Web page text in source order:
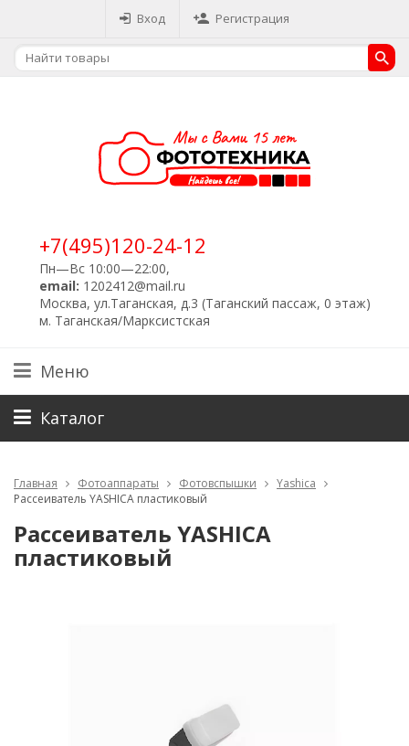
Вход Регистрация
+7(495)120-24-12
Пн—Вс 10:00—22:00,
email: 1202412@mail.ru
Москва, ул.Таганская, д.3 (Таганский пассаж, 0 этаж)
м. Таганская/Марксистская
Меню
Каталог
Главная Фотоаппараты Фотовспышки
Yashica
Рассеиватель YASHICA пластиковый
Рассеиватель YASHICA
пластиковый